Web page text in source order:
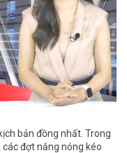
bản đồng nhất. Trong
đợt nắng nóng kéo